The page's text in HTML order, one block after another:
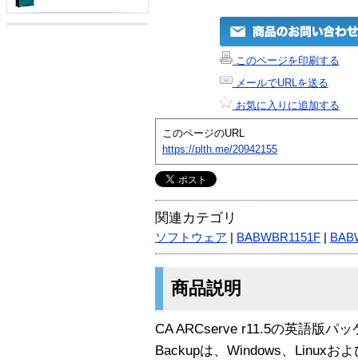
このページを印刷する
メールでURLを送る
お気に入りに追加する
このページのURL
https://plth.me/20942155
関連カテゴリ
ソフトウェア BABWBR1151F
商品説明
CA ARCserve r11.5の英語版パ
Backupは、Windows、Linuxお